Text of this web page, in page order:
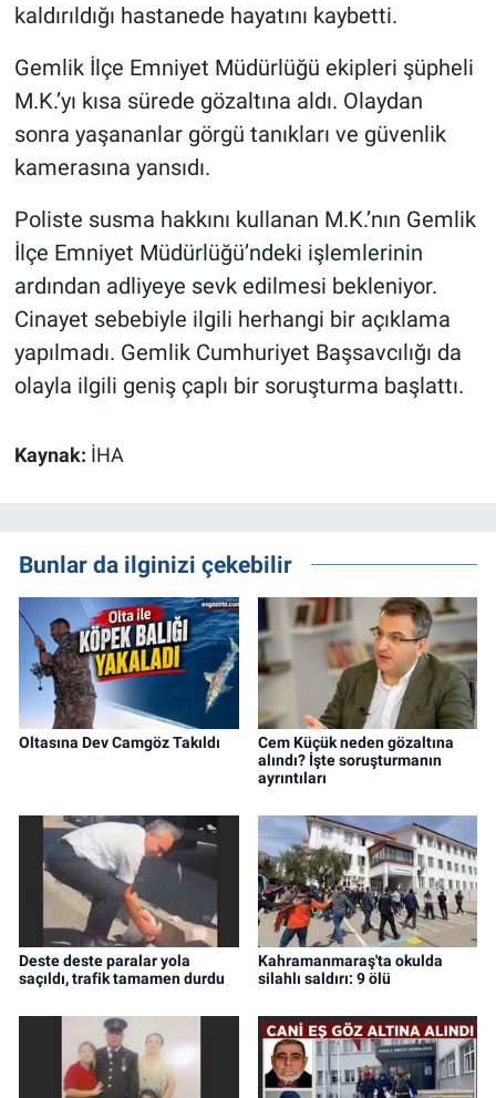
kaldırıldığı hastanede hayatını kaybetti.
Gemlik İlçe Emniyet Müdürlüğü ekipleri şüpheli
M.K.’yı kısa sürede gözaltına aldı. Olaydan
sonra yaşananlar görgü tanıkları ve güvenlik
kamerasına yansıdı.
Poliste susma hakkını kullanan M.K.’nın Gemlik
İlçe Emniyet Müdürlüğü’ndeki işlemlerinin
ardından adliyeye sevk edilmesi bekleniyor.
Cinayet sebebiyle ilgili herhangi bir açıklama
yapılmadı. Gemlik Cumhuriyet Başsavcılığı da
olayla ilgili geniş çaplı bir soruşturma başlattı.
Kaynak: İHA
Bunlar da ilginizi çekebilir
Oltasına Dev Camgöz Takıldı
Cem Küçük neden gözaltına
alındı? İşte soruşturmanın
ayrıntıları
Deste deste paralar yola
saçıldı, trafik tamamen durdu
Kahramanmaraş'ta okulda
silahlı saldırı: 9 ölü